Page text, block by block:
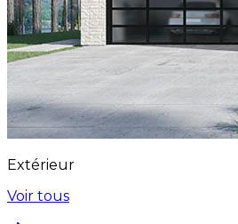
Extérieur
Voir tous